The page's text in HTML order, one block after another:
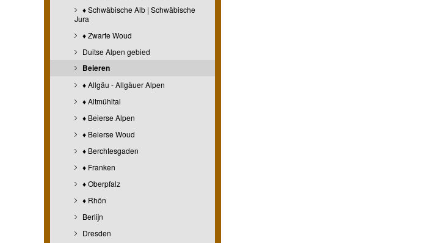
♦ Schwäbische Alb | Schwäbische
Jura
♦ Zwarte Woud
Duitse Alpen gebied
Beieren
♦ Allgäu - Allgäuer Alpen
♦ Altmühltal
♦ Beierse Alpen
♦ Beierse Woud
♦ Berchtesgaden
♦ Franken
♦ Oberpfalz
♦ Rhön
Berlijn
Dresden